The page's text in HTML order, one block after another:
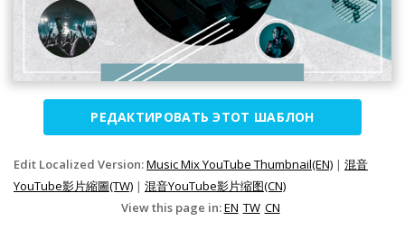
РЕДАКТИРОВАТЬ ЭТОТ ШАБЛОН
Edit Localized Version:Music Mix YouTube Thumbnail(EN) | 混音
YouTube影片縮圖(TW) | 混音YouTube影片缩图(CN)
View this page in:EN TW CN